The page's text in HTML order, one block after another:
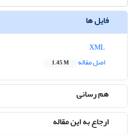
فایل ها
اصل مقاله
1.45 M
هم رسانی
ارجاع به این مقاله